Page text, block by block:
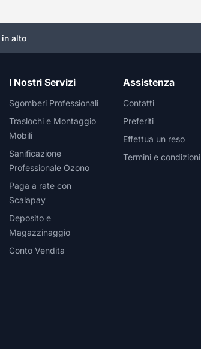
in alto
I Nostri Servizi
Sgomberi Professionali
Traslochi e Montaggio
Mobili
Sanificazione
Professionale Ozono
Paga a rate con
Scalapay
Deposito e
Magazzinaggio
Conto Vendita
Assistenza
Contatti
Preferiti
Effettua un reso
Termini e condizioni